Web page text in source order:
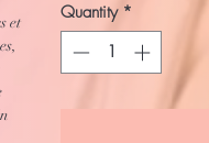
et
Quantity *